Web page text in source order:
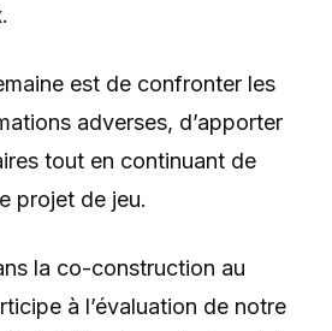
est de confronter les
adverses, d’apporter
tout en continuant de
projet de jeu.
la co-construction au
à l’évaluation de notre